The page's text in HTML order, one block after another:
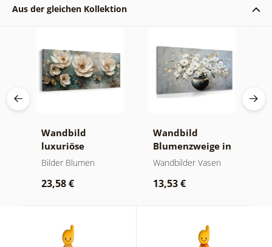
Aus der gleichen Kollektion
Wandbild
luxuriöse
blumenharmonie
Bilder Blumen
23,58 €
Wandbild
Blumenzweige in
einer schwarzen
Wandbilder Vasen
13,53 €